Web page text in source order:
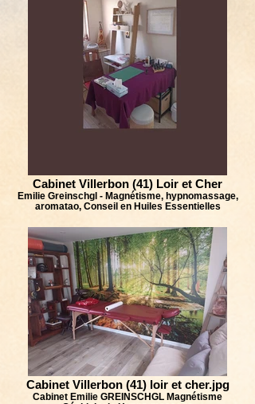
Cabinet Villerbon (41) Loir et Cher
Emilie Greinschgl - Magnétisme, hypnomassage,
aromatao, Conseil en Huiles Essentielles
Cabinet Villerbon (41) loir et cher.jpg
Cabinet Emilie GREINSCHGL Magnétisme